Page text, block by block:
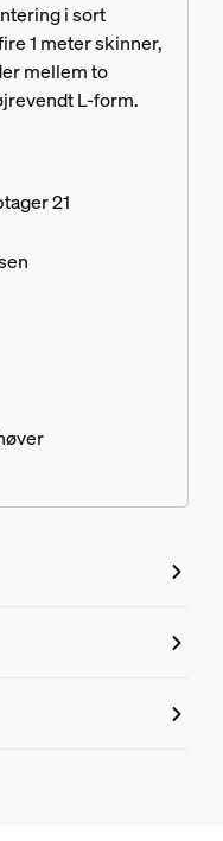
i sort
1 meter skinner,
mellem to
L-form.
21